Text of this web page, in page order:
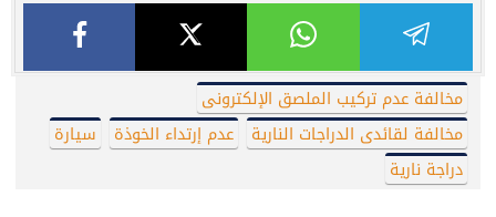
مخالفة عدم تركيب الملصق الإلكترونى
مخالفة لقائدى الدراجات النارية
عدم إرتداء الخوذة
سيارة
دراجة نارية